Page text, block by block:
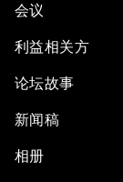
会议
利益相关方
论坛故事
新闻稿
相册